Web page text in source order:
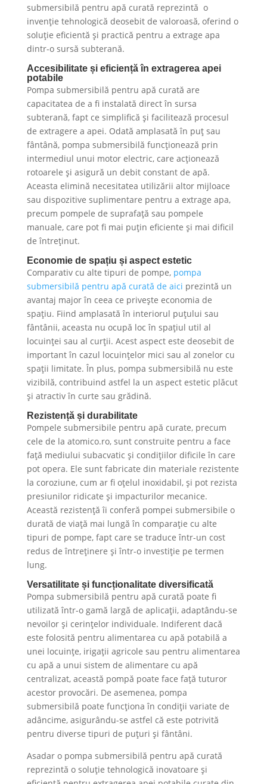
submersibilă pentru apă curată reprezintă o
invenție tehnologică deosebit de valoroasă, oferind o
soluție eficientă și practică pentru a extrage apa
dintr-o sursă subterană.
Accesibilitate și eficiență în extragerea apei
potabile
Pompa submersibilă pentru apă curată are
capacitatea de a fi instalată direct în sursa
subterană, fapt ce simplifică și facilitează procesul
de extragere a apei. Odată amplasată în puț sau
fântână, pompa submersibilă funcționează prin
intermediul unui motor electric, care acționează
rotoarele și asigură un debit constant de apă.
Aceasta elimină necesitatea utilizării altor mijloace
sau dispozitive suplimentare pentru a extrage apa,
precum pompele de suprafață sau pompele
manuale, care pot fi mai puțin eficiente și mai dificil
de întreținut.
Economie de spațiu și aspect estetic
Comparativ cu alte tipuri de pompe, pompa
submersibilă pentru apă curată de aici prezintă un
avantaj major în ceea ce privește economia de
spațiu. Fiind amplasată în interiorul puțului sau
fântânii, aceasta nu ocupă loc în spațiul util al
locuinței sau al curții. Acest aspect este deosebit de
important în cazul locuințelor mici sau al zonelor cu
spații limitate. În plus, pompa submersibilă nu este
vizibilă, contribuind astfel la un aspect estetic plăcut
și atractiv în curte sau grădină.
Rezistență și durabilitate
Pompele submersibile pentru apă curate, precum
cele de la atomico.ro, sunt construite pentru a face
față mediului subacvatic și condițiilor dificile în care
pot opera. Ele sunt fabricate din materiale rezistente
la coroziune, cum ar fi oțelul inoxidabil, și pot rezista
presiunilor ridicate și impacturilor mecanice.
Această rezistență îi conferă pompei submersibile o
durată de viață mai lungă în comparație cu alte
tipuri de pompe, fapt care se traduce într-un cost
redus de întreținere și într-o investiție pe termen
lung.
Versatilitate și funcționalitate diversificată
Pompa submersibilă pentru apă curată poate fi
utilizată într-o gamă largă de aplicații, adaptându-se
nevoilor și cerințelor individuale. Indiferent dacă
este folosită pentru alimentarea cu apă potabilă a
unei locuințe, irigații agricole sau pentru alimentarea
cu apă a unui sistem de alimentare cu apă
centralizat, această pompă poate face față tuturor
acestor provocări. De asemenea, pompa
submersibilă poate funcționa în condiții variate de
adâncime, asigurându-se astfel că este potrivită
pentru diverse tipuri de puțuri și fântâni.
Asadar o pompa submersibilă pentru apă curată
reprezintă o soluție tehnologică inovatoare și